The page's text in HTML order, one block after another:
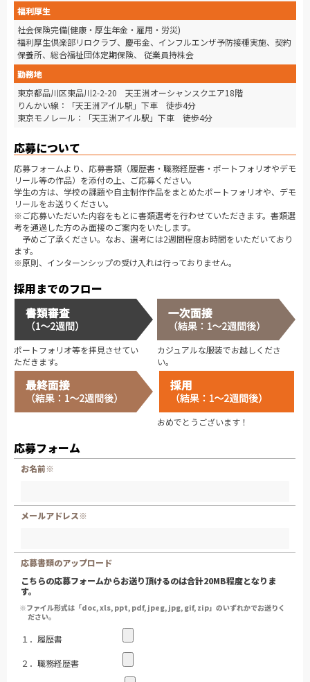
福利厚生
社会保険完備(健康・厚生年金・雇用・労災)
福利厚生倶楽部リロクラブ、慶弔金、インフルエンザ予防接種実施、契約
保養所、総合福祉団体定期保険、 従業員持株会
勤務地
東京都品川区東品川2-2-20 天王洲オーシャンスクエア18階
りんかい線：「天王洲アイル駅」下車 徒歩4分
東京モノレール：「天王洲アイル駅」下車 徒歩4分
応募について
応募フォームより、応募書類（履歴書・職務経歴書・ポートフォリオやデモ
リール等の作品）を添付の上、ご応募ください。
学生の方は、学校の課題や自主制作作品をまとめたポートフォリオや、デモ
リールをお送りください。
※ご応募いただいた内容をもとに書類選考を行わせていただきます。書類選
考を通過した方のみ面接のご案内をいたします。
予めご了承ください。なお、選考には2週間程度お時間をいただいており
ます。
※原則、インターンシップの受け入れは行っておりません。
採用までのフロー
ポートフォリオ等を拝見させてい
ただきます。
カジュアルな服装でお越しくださ
い。
おめでとうございます！
応募フォーム
お名前※
メールアドレス※
応募書類のアップロード
こちらの応募フォームからお送り頂けるのは合計20MB程度となりま
す。
※ファイル形式は「doc, xls, ppt, pdf, jpeg, jpg, gif, zip」のいずれかでお送りく
ださい。
１．履歴書
２．職務経歴書